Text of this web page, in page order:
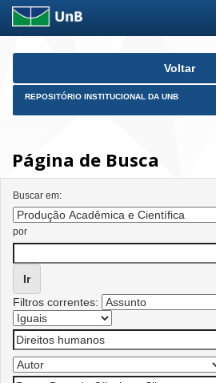
Skip
Voltar
REPOSITÓRIO INSTITUCIONAL DA UNB
Página de Busca
Buscar em:
por
Filtros correntes: